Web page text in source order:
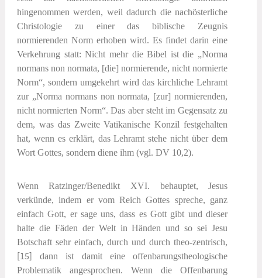
hingenommen werden, weil dadurch die nachösterliche
Christologie zu einer das biblische Zeugnis
normierenden Norm erhoben wird. Es findet darin eine
Verkehrung statt: Nicht mehr die Bibel ist die „Norma
normans non normata, [die] normierende, nicht normierte
Norm“, sondern umgekehrt wird das kirchliche Lehramt
zur „Norma normans non normata, [zur] normierenden,
nicht normierten Norm“. Das aber steht im Gegensatz zu
dem, was das Zweite Vatikanische Konzil festgehalten
hat, wenn es erklärt, das Lehramt stehe nicht über dem
Wort Gottes, sondern diene ihm (vgl. DV 10,2).
Wenn Ratzinger/Benedikt XVI. behauptet, Jesus
verkünde, indem er vom Reich Gottes spreche, ganz
einfach Gott, er sage uns, dass es Gott gibt und dieser
halte die Fäden der Welt in Händen und so sei Jesu
Botschaft sehr einfach, durch und durch theo-zentrisch,
[15]
dann ist damit eine offenbarungstheologische
Problematik angesprochen. Wenn die Offenbarung